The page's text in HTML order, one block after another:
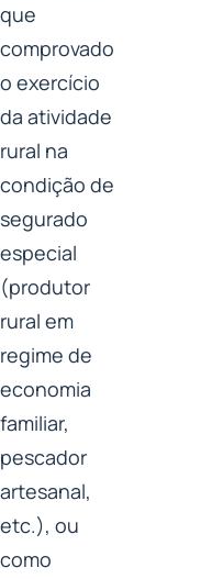
que
comprovado
o exercício
da atividade
rural na
condição de
segurado
especial
(produtor
rural em
regime de
economia
familiar,
pescador
artesanal,
etc.), ou
como